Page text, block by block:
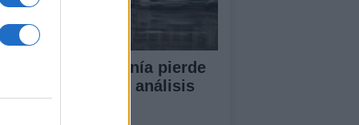
qué la ciudadanía pierde
en la política? Un análisis